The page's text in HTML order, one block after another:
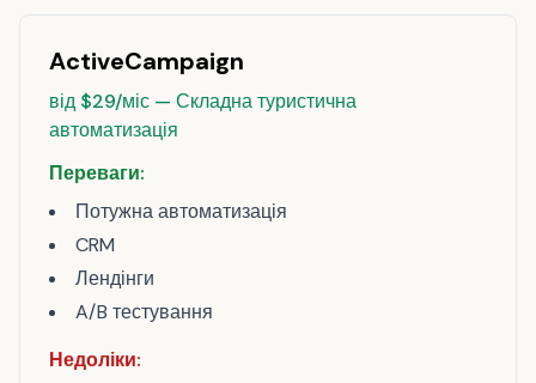
ActiveCampaign
від $29/міс — Складна туристична
автоматизація
Переваги:
Потужна автоматизація
CRM
Лендінги
A/B тестування
Недоліки: